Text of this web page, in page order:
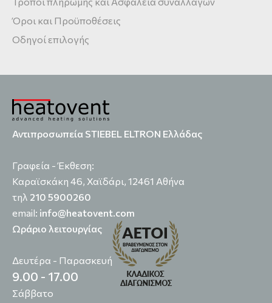
Όροι και Προϋποθέσεις
Οδηγοί επιλογής
Αντιπροσωπεία STIEBEL ELTRON Ελλάδας
Γραφεία - Έκθεση:
Καραϊσκάκη 46, Χαϊδάρι, 12461 Αθήνα
τηλ 210 5900260
email: info@heatovent.com
Ωράριο λειτουργίας
Δευτέρα - Παρασκευή
9.00 - 17.00
Σάββατο